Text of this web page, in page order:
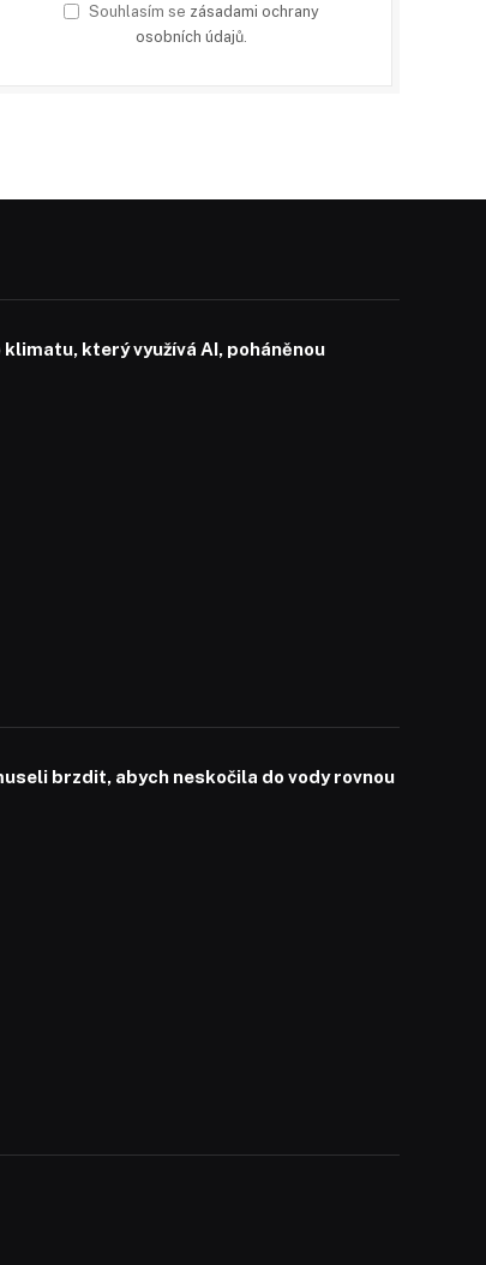
Souhlasím se zásadami ochrany
osobních údajů
který využívá AI, poháněnou
brzdit, abych neskočila do vody rovnou